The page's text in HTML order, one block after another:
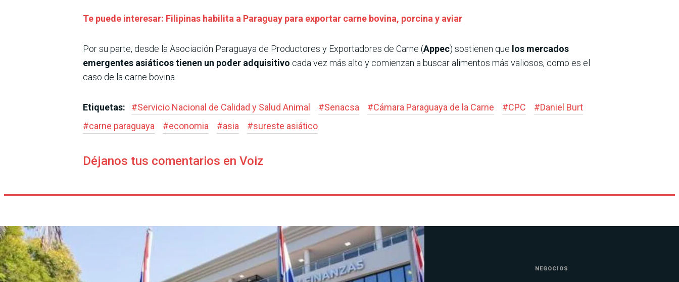
Te puede interesar: Filipinas habilita a Paraguay para exportar carne bovina, porcina y aviar
Por su parte, desde la Asociación Paraguaya de Productores y Exportadores de Carne (Appec) sostienen que los mercados
emergentes asiáticos tienen un poder adquisitivo cada vez más alto y comienzan a buscar alimentos más valiosos, como es el
caso de la carne bovina.
Etiquetas: #Servicio Nacional de Calidad y Salud Animal #Senacsa #Cámara Paraguaya de la Carne #CPC #Daniel Burt
#carne paraguaya #economia #asia #sureste asiático
Déjanos tus comentarios en Voiz
NEGOCIOS